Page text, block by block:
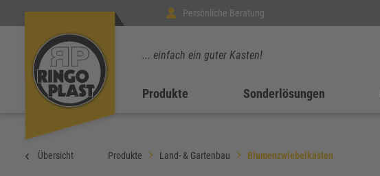
Persönliche Beratung
... einfach ein guter Kasten!
Produkte Sonderlösungen
Übersicht Produkte Land- & Gartenbau Blumenzwiebelkästen